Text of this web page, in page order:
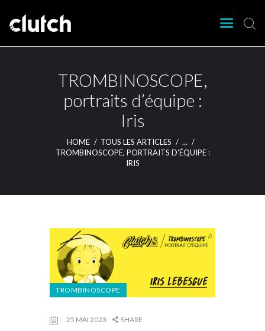
TROMBINOSCOPE,
portraits d’équipe :
Iris
HOME TOUS LES ARTICLES
...
TROMBINOSCOPE, PORTRAITS D’ÉQUIPE :
IRIS
Clutch Webzine
Agenda
Nos éditions
Magazine
Lieux
TROMBINOSCOPE
25 MAI 2023 SHARE